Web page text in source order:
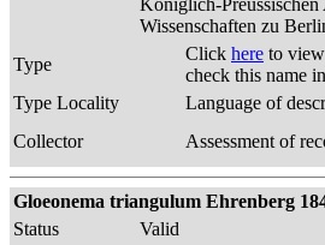
Königlich-Preussischen
Wissenschaften zu
Type
Click here to
check this name
Type Locality
Language of
Collector
Assessment of
Gloeonema triangulum Ehrenberg
Status
Valid